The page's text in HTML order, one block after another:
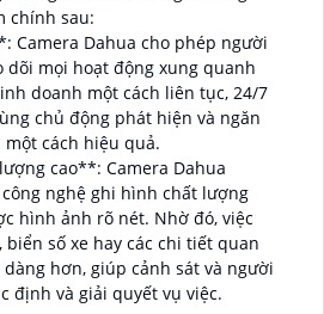
chính sau:
Camera Dahua cho phép người
dõi mọi hoạt động xung quanh
doanh một cách liên tục, 24/7
chủ động phát hiện và ngăn
cách hiệu quả.
cao**: Camera Dahua
nghệ ghi hình chất lượng
hình ảnh rõ nét. Nhờ đó, việc
số xe hay các chi tiết quan
hơn, giúp cảnh sát và người
định và giải quyết vụ việc.